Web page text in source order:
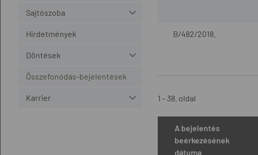
Sajtószoba
Hirdetmények
Döntések
Összefonódás-bejelentések
Karrier
B/482/2018.
1 - 38. oldal
A bejelentés
beérkezésének
dátuma